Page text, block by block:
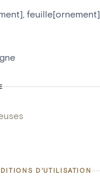
, feuille[ornement]
D'UTILISATION